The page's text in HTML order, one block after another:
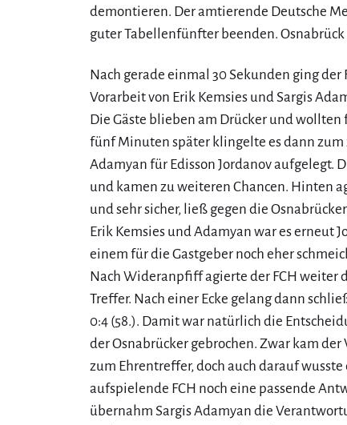
demontieren. Der amtierende Deutsche
guter Tabellenfünfter beenden.
Nach gerade einmal 30 Sekunden ging der
Vorarbeit von Erik Kemsies und Sargis
Die Gäste blieben am Drücker und
fünf Minuten später klingelte es dann
Adamyan für Edisson Jordanov aufgelegt.
und kamen zu weiteren Chancen. Hinten
und sehr sicher, ließ gegen die
Erik Kemsies und Adamyan war es erneut
einem für die Gastgeber noch eher
Nach Wideranpfiff agierte der FCH weiter
Treffer. Nach einer Ecke gelang dann
0:4 (58.). Damit war natürlich die
der Osnabrücker gebrochen. Zwar kam
zum Ehrentreffer, doch auch darauf wusste
aufspielende FCH noch eine passende
übernahm Sargis Adamyan die